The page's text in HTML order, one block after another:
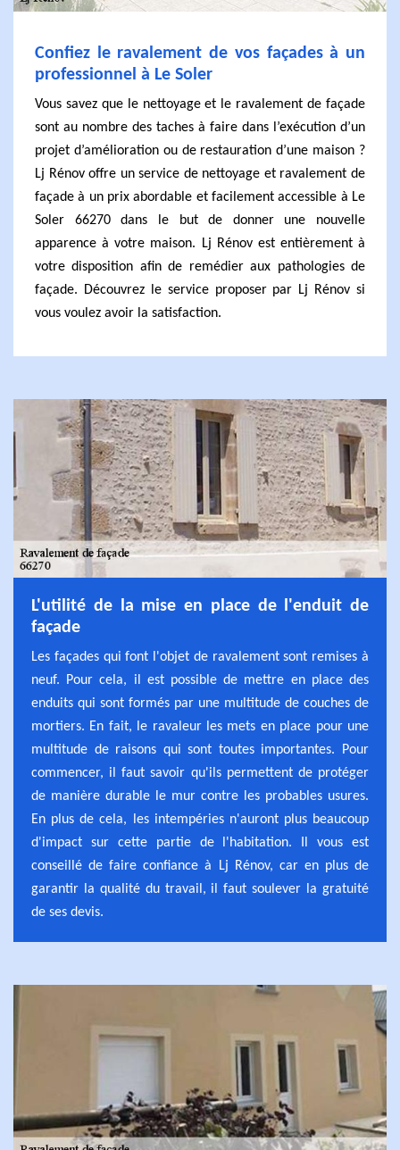
Confiez le ravalement de vos façades à un
professionnel à Le Soler
Vous savez que le nettoyage et le ravalement de façade
sont au nombre des taches à faire dans l’exécution d’un
projet d’amélioration ou de restauration d’une maison ?
Lj Rénov offre un service de nettoyage et ravalement de
façade à un prix abordable et facilement accessible à Le
Soler 66270 dans le but de donner une nouvelle
apparence à votre maison. Lj Rénov est entièrement à
votre disposition afin de remédier aux pathologies de
façade. Découvrez le service proposer par Lj Rénov si
vous voulez avoir la satisfaction.
L'utilité de la mise en place de l'enduit de
façade
Les façades qui font l'objet de ravalement sont remises à
neuf. Pour cela, il est possible de mettre en place des
enduits qui sont formés par une multitude de couches de
mortiers. En fait, le ravaleur les mets en place pour une
multitude de raisons qui sont toutes importantes. Pour
commencer, il faut savoir qu'ils permettent de protéger
de manière durable le mur contre les probables usures.
En plus de cela, les intempéries n'auront plus beaucoup
d'impact sur cette partie de l'habitation. Il vous est
conseillé de faire confiance à Lj Rénov, car en plus de
garantir la qualité du travail, il faut soulever la gratuité
de ses devis.